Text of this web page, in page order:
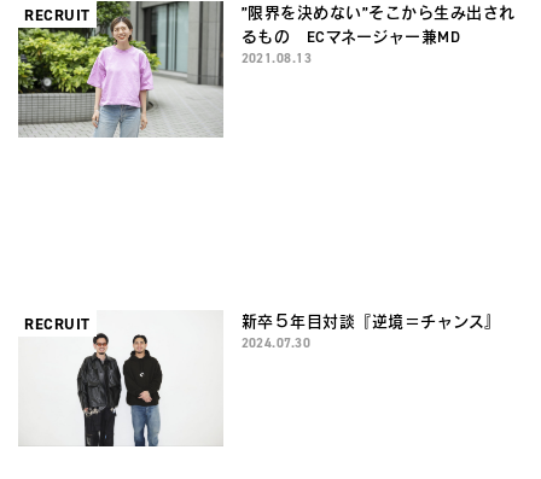
RECRUIT
”限界を決めない”そこから生み出され
るもの ECマネージャー兼MD
2021.08.13
RECRUIT 新卒５年目対談『逆境＝チャンス』
2024.07.30